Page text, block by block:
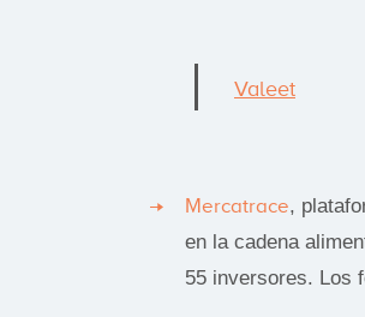
Valeet
Mercatrace,
en la cadena
55 inversores. Los